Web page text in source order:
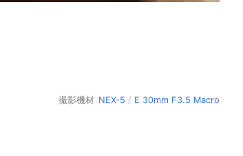
撮影機材 NEX-5 / E 30mm F3.5 Macro